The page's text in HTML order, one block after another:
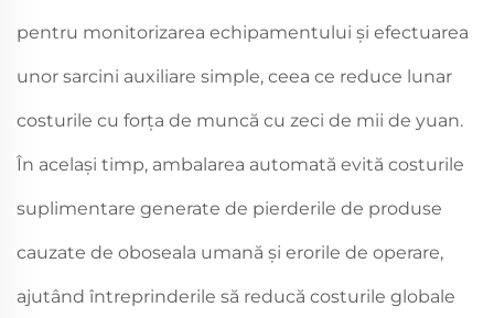
pentru monitorizarea echipamentului și efectuarea
unor sarcini auxiliare simple, ceea ce reduce lunar
costurile cu forța de muncă cu zeci de mii de yuan.
În același timp, ambalarea automată evită costurile
suplimentare generate de pierderile de produse
cauzate de oboseala umană și erorile de operare,
ajutând întreprinderile să reducă costurile globale